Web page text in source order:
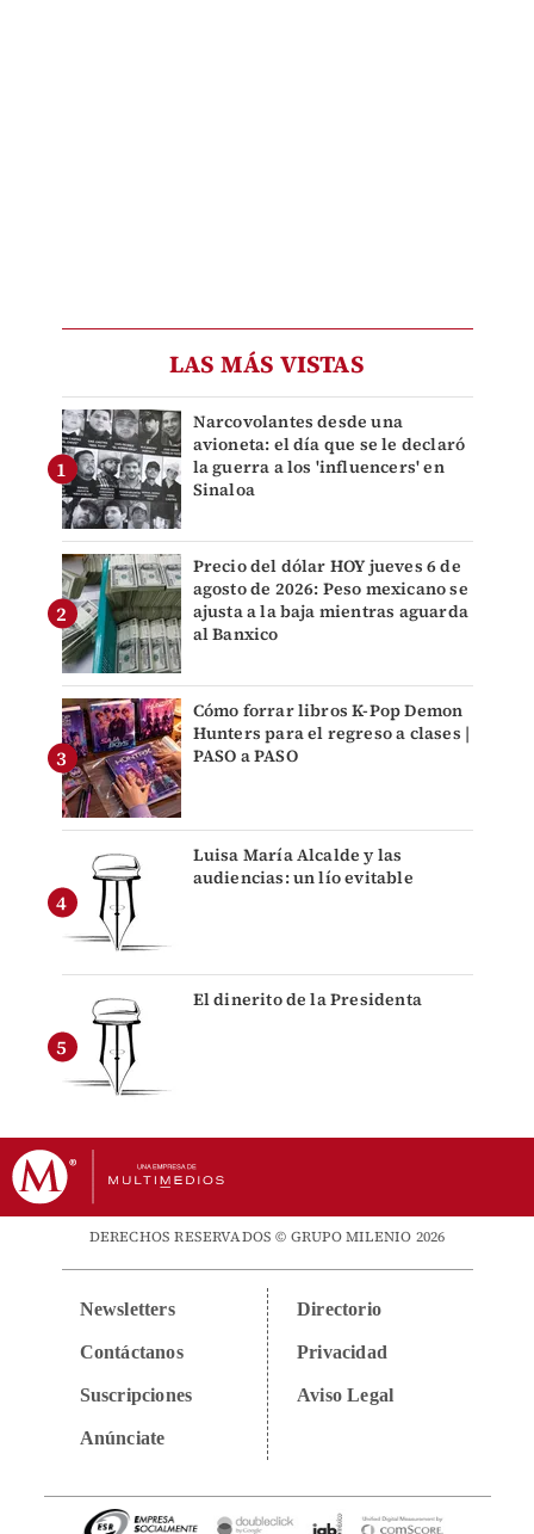
LAS MÁS VISTAS
Narcovolantes desde una
avioneta: el día que se le declaró
la guerra a los 'influencers' en
Sinaloa
Precio del dólar HOY jueves 6 de
agosto de 2026: Peso mexicano se
ajusta a la baja mientras aguarda
al Banxico
Cómo forrar libros K-Pop Demon
Hunters para el regreso a clases |
PASO a PASO
Luisa María Alcalde y las
audiencias: un lío evitable
El dinerito de la Presidenta
DERECHOS RESERVADOS © GRUPO MILENIO 2026
Newsletters
Contáctanos
Suscripciones
Anúnciate
Directorio
Privacidad
Aviso Legal